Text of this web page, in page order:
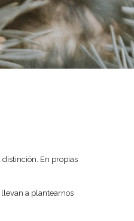
distinción. En propias
llevan a plantearnos